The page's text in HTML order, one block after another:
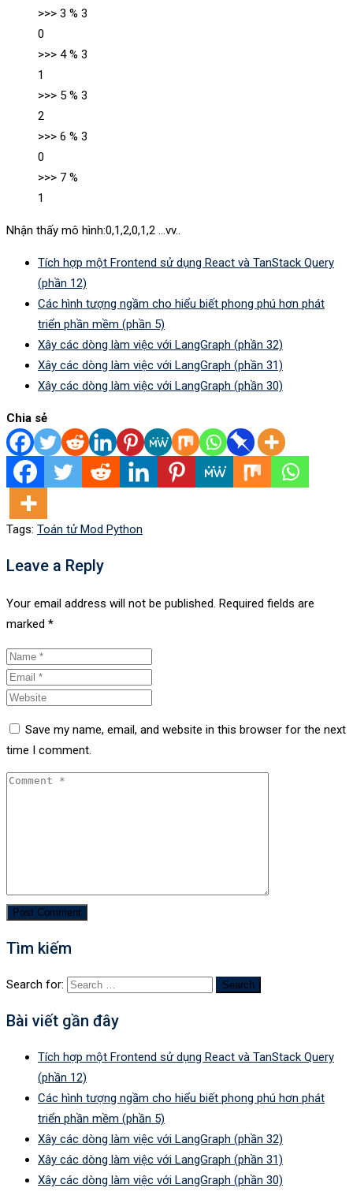
>>> 3 % 3
0
>>> 4 % 3
1
>>> 5 % 3
2
>>> 6 % 3
0
>>> 7 %
1
Nhận thấy mô hình:0,1,2,0,1,2 …vv..
Tích hợp một Frontend sử dụng React và TanStack Query
(phần 12)
Các hình tượng ngầm cho hiểu biết phong phú hơn phát
triển phần mềm (phần 5)
Xây các dòng làm việc với LangGraph (phần 32)
Xây các dòng làm việc với LangGraph (phần 31)
Xây các dòng làm việc với LangGraph (phần 30)
Chia sẻ
Tags: Toán tử Mod Python
Leave a Reply
Your email address will not be published. Required fields are
marked *
Save my name, email, and website in this browser for the next
time I comment.
Tìm kiếm
Search for:
Bài viết gần đây
Tích hợp một Frontend sử dụng React và TanStack Query
(phần 12)
Các hình tượng ngầm cho hiểu biết phong phú hơn phát
triển phần mềm (phần 5)
Xây các dòng làm việc với LangGraph (phần 32)
Xây các dòng làm việc với LangGraph (phần 31)
Xây các dòng làm việc với LangGraph (phần 30)